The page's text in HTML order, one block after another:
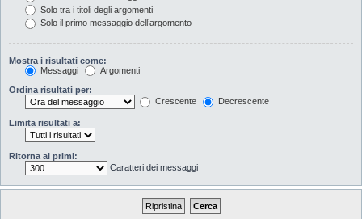
Solo tra i titoli degli argomenti
Solo il primo messaggio dell’argomento
Mostra i risultati come:
Messaggi
Argomenti
Ordina risultati per:
Crescente
Decrescente
Limita risultati a:
Ritorna ai primi:
Caratteri dei messaggi